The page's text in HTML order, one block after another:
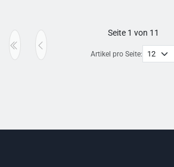
Seite 1 von 11
Artikel pro Seite: